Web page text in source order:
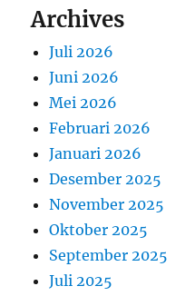
Archives
Juli 2026
Juni 2026
Mei 2026
Februari 2026
Januari 2026
Desember 2025
November 2025
Oktober 2025
September 2025
Juli 2025